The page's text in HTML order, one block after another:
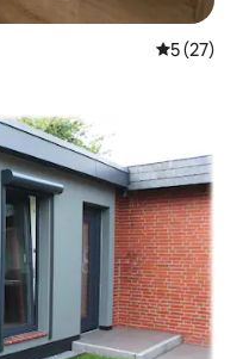
평점 5점
5 (27)